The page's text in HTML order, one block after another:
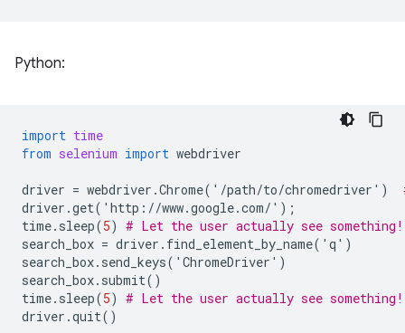
Python:
import time
from selenium import webdriver
driver = webdriver .Chrome( ' /path/to/chromedriver ' )
driver .get( ' http : //www.google.com/ ' );
time. sleep(5) # Let the user actually see something!
search_box = driver . find_element_by_name( ' q ' )
search_box. send_keys( ' ChromeDriver ' )
search_box. submit()
time. sleep(5) # Let the user actually see something!
driver .quit()